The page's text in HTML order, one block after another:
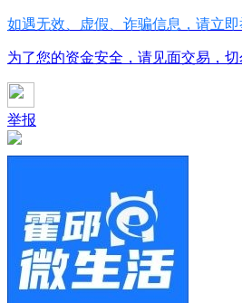
如遇无效、虚假、诈骗信息，请立即
为了您的资金安全，请见面交易，
举报